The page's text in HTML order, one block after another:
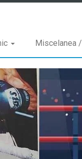
Miscelanea